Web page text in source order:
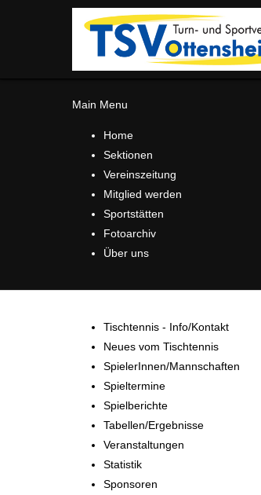
Main Menu
Home
Sektionen
Vereinszeitung
Mitglied werden
Sportstätten
Fotoarchiv
Über uns
Tischtennis - Info/Kontakt
Neues vom Tischtennis
SpielerInnen/Mannschaften
Spieltermine
Spielberichte
Tabellen/Ergebnisse
Veranstaltungen
Statistik
Sponsoren